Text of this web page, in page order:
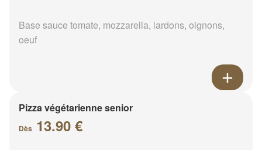
Base sauce tomate, mozzarella, lardons, oignons,
oeuf
Pizza végétarienne senior
Dès 13.90 €